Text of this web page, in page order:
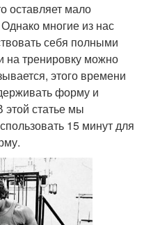
оставляет мало
многие из нас
себя полными
на тренировку можно
этого времени
форму и
этой статье мы
15 минут для